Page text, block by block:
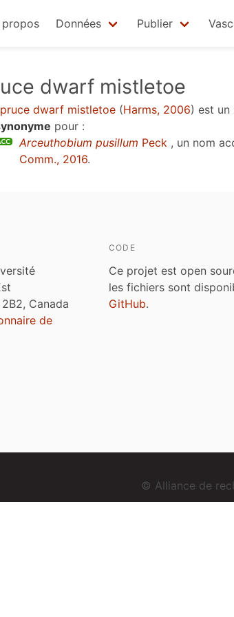
propos Données Publier
dwarf mistletoe
dwarf mistletoe (Harms, 2006) est un
pour :
Arceuthobium pusillum Peck , un nom
Comm., 2016.
Canada
de
CODE
Ce projet est open
les fichiers sont
GitHub.
© Alliance de